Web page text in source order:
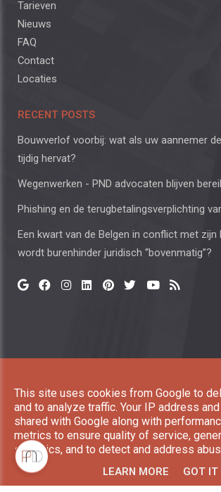
Tarieven
Nieuws
FAQ
Contact
Locaties
RECENT POSTS
Bouwverlof voorbij: wat als uw aannemer
tijdig hervat?
Wegenwerken - PND advocaten blijven
Phishing en de terugbetalingsverplichting
Een kwart van de Belgen in conflict met zijn
wordt burenhinder juridisch “bovenmatig”?
reserved. |Privacy & Cookies|UP-TO-
This site uses cookies from Google to
and to analyze traffic. Your IP address
shared with Google along with
metrics to ensure quality of service,
statistics, and to detect and address
LEARN MORE GOT IT